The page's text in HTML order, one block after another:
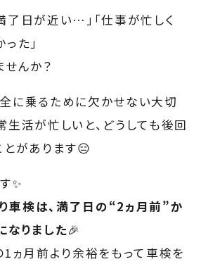
了日が近い…」「仕事が忙しく
た」
せんか？
に乗るために欠かせない大切
生活が忙しいと、どうしても後回
とがあります😑
✨
車検は、満了日の“2ヵ月前”か
なりました🎉
1ヵ月前より余裕をもって車検を